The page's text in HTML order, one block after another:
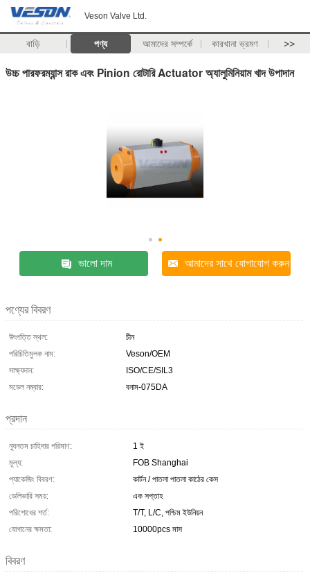
Veson Valve Ltd.
বাড়ি পণ্য আমাদের সম্পর্কে কারখানা ভ্রমণ >>
উচ্চ পারফরম্যান্স রাক এবং Pinion রোটারি Actuator অ্যালুমিনিয়াম খাদ উপাদান
ভালো দাম আমাদের সাথে যোগাযোগ করুন
পণ্যের বিবরণ
উৎপত্তি স্থল:
চীন
পরিচিতিমুলক নাম:
Veson/OEM
সাক্ষ্যদান:
ISO/CE/SIL3
মডেল নম্বার:
বনাম-075DA
প্রদান
ন্যূনতম চাহিদার পরিমাণ:
1 ই
মূল্য:
FOB Shanghai
প্যাকেজিং বিবরণ:
কার্টন / পাতলা পাতলা কাঠের কেস
ডেলিভারি সময়:
এক সপ্তাহ
পরিশোধের শর্ত:
T/T, L/C, পশ্চিম ইউনিয়ন
যোগানের ক্ষমতা:
10000pcs মাস
বিবরণ